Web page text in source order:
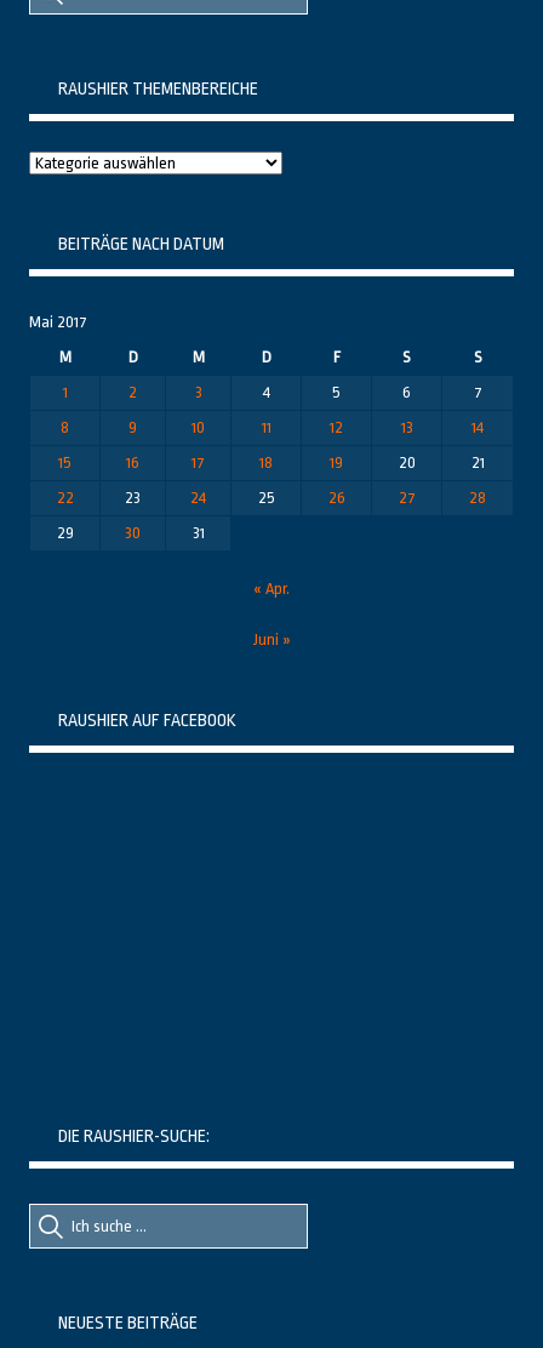
RAUSHIER THEMENBEREICHE
Raushier
BEITRÄGE NACH DATUM
Mai 2017
M
D M D F S
S
1
2 3 4 5 6
7
8
9 10 11 12 13
14
15
16 17 18 19 20
21
22
23 24 25 26 27
28
29
30 31
« Apr.
Juni »
RAUSHIER AUF FACEBOOK
DIE RAUSHIER-SUCHE:
Suche
nach::
Suche
nach:
NEUESTE BEITRÄGE